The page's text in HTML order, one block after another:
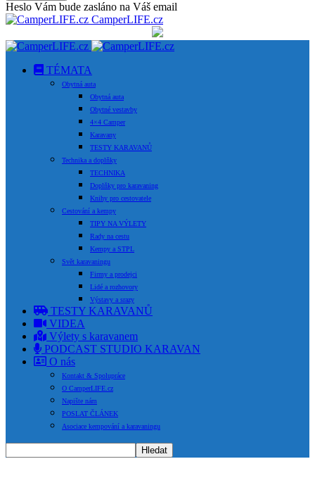
Heslo Vám bude zasláno na Váš email
CamperLIFE.cz
TÉMATA
Obytná auta
Obytná auta
Obytné vestavby
4×4 Camper
Karavany
TESTY KARAVANŮ
Technika a doplňky
TECHNIKA
Doplňky pro karavaning
Knihy pro cestovatele
Cestování a kempy
TIPY NA VÝLETY
Rady na cestu
Kempy a STPL
Svět karavaningu
Firmy a prodejci
Lidé a rozhovory
Výstavy a srazy
TESTY KARAVANŮ
VIDEA
Výlety s karavanem
PODCAST STUDIO KARAVAN
O nás
Kontakt & Spolupráce
O CamperLIFE.cz
Napište nám
POSLAT ČLÁNEK
Asociace kempování a karavaningu